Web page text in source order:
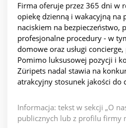
Firma oferuje przez 365 dni w
opiekę dzienną i wakacyjną na
naciskiem na bezpieczeństwo,
profesjonalne procedury - w
domowe oraz usługi
Pomimo luksusowej pozycji i
Züripets nadal stawia na
atrakcyjny stosunek jakości do
Informacja: tekst w sekcji „O
publicznych lub z profilu firmy